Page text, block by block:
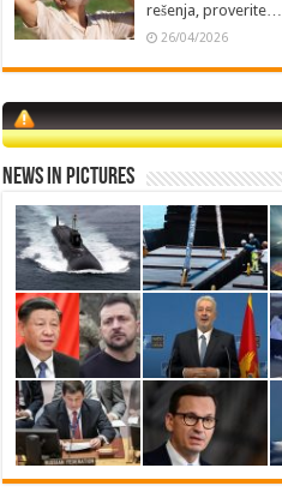
rešenja, proverite…
26/04/2026
News in Pictures